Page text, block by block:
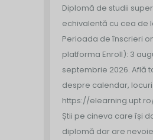
Diplomă de studii
echivalentă cu cea de
Perioada de înscrieri
platforma Enroll): 3
septembrie 2026. Află
despre calendar,
https://
Știi pe cineva care își
diplomă dar are